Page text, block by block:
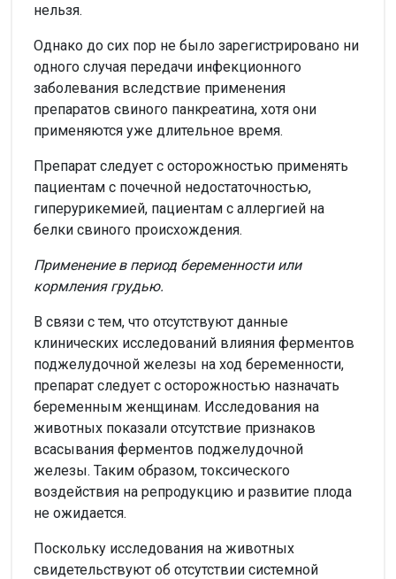
нельзя.
Однако до сих пор не было зарегистрировано ни
одного случая передачи инфекционного
заболевания вследствие применения
препаратов свиного панкреатина, хотя они
применяются уже длительное время.
Препарат следует с осторожностью применять
пациентам с почечной недостаточностью,
гиперурикемией, пациентам с аллергией на
белки свиного происхождения.
Применение в период беременности или
кормления грудью.
В связи с тем, что отсутствуют данные
клинических исследований влияния ферментов
поджелудочной железы на ход беременности,
препарат следует с осторожностью назначать
беременным женщинам. Исследования на
животных показали отсутствие признаков
всасывания ферментов поджелудочной
железы. Таким образом, токсического
воздействия на репродукцию и развитие плода
не ожидается.
Поскольку исследования на животных
свидетельствуют об отсутствии системной